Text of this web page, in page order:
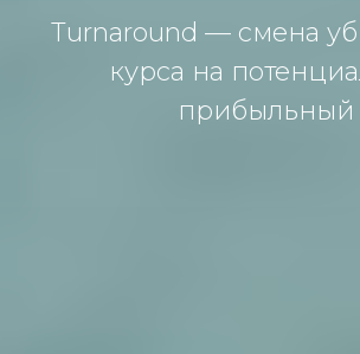
Turnaround — сменa
курсa нa
прибыльный